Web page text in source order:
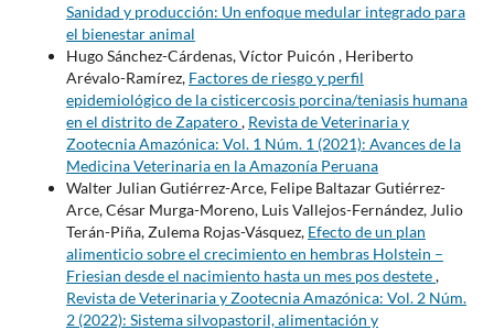
Sanidad y producción: Un enfoque medular integrado para
el bienestar animal
Hugo Sánchez-Cárdenas, Víctor Puicón , Heriberto
Arévalo-Ramírez, Factores de riesgo y perfil
epidemiológico de la cisticercosis porcina/teniasis humana
en el distrito de Zapatero, Revista de Veterinaria y
Zootecnia Amazónica: Vol. 1 Núm. 1 (2021): Avances de la
Medicina Veterinaria en la Amazonía Peruana
Walter Julian Gutiérrez-Arce, Felipe Baltazar Gutiérrez-
Arce, César Murga-Moreno, Luis Vallejos-Fernández, Julio
Terán-Piña, Zulema Rojas-Vásquez, Efecto de un plan
alimenticio sobre el crecimiento en hembras Holstein –
Friesian desde el nacimiento hasta un mes pos destete,
Revista de Veterinaria y Zootecnia Amazónica: Vol. 2 Núm.
2 (2022): Sistema silvopastoril, alimentación y